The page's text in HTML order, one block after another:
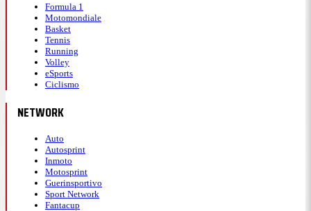
Formula 1
Motomondiale
Basket
Tennis
Running
Volley
eSports
Ciclismo
NETWORK
Auto
Autosprint
Inmoto
Motosprint
Guerinsportivo
Sport Network
Fantacup